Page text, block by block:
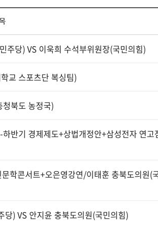
당) VS 이욱희 수석부위원장(국민의힘)
교 스포츠단 복싱팀)
북도 농정국)
반기 경제제도+상법개정안+삼성전자 연고
학콘서트+오은영강연/이태훈 충북도의원(
) VS 안지윤 충북도의원(국민의힘)